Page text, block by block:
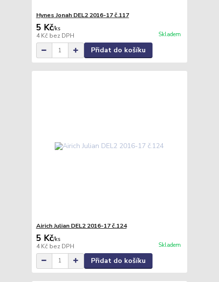
Hynes Jonah DEL2 2016-17 č.117
5 Kč/ks
4 Kč bez DPH Skladem
Přidat do košíku
Airich Julian DEL2 2016-17 č.124
5 Kč/ks
4 Kč bez DPH Skladem
Přidat do košíku